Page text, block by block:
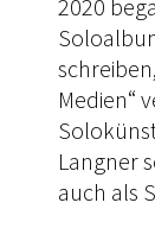
2020
Medien“
Langner
auch als